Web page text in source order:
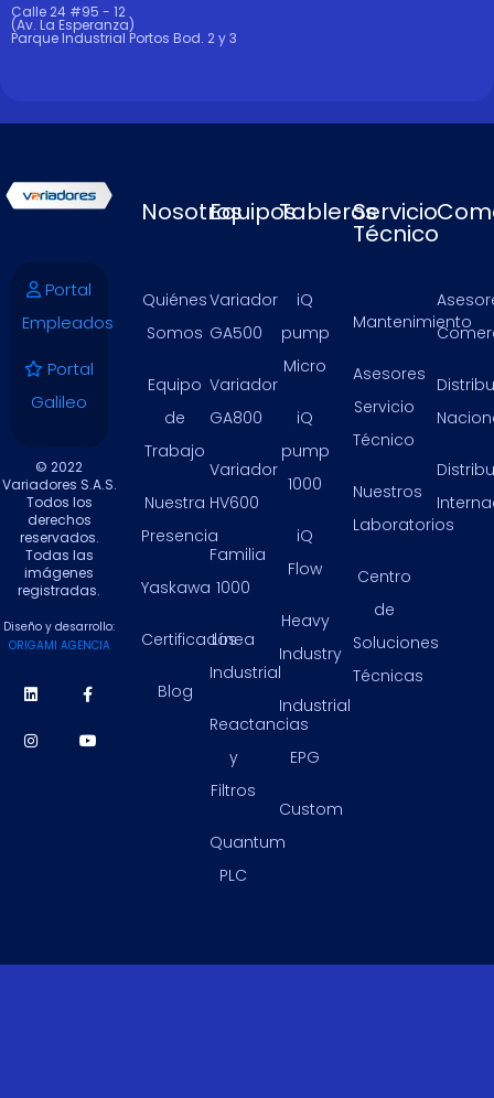
Calle 24 #95 - 12
(Av. La Esperanza)
Parque Industrial Portos Bod. 2 y 3
Portal
Empleados
Portal
Galileo
© 2022
Variadores S.A.S.
Todos los
derechos
reservados.
Todas las
imágenes
registradas.
Diseño y desarrollo:
ORIGAMI AGENCIA
Nosotros
Quiénes
Somos
Equipo
de
Trabajo
Nuestra
Presencia
Yaskawa
Certificados
Blog
Equipos
Variador
GA500
Variador
GA800
Variador
HV600
Familia
1000
Línea
Industrial
Reactancias
y
Filtros
Quantum
PLC
Tableros
iQ
pump
Micro
iQ
pump
1000
iQ
Flow
Heavy
Industry
Industrial
EPG
Custom
Servicio
Técnico
Mantenimiento
Asesores
Servicio
Técnico
Nuestros
Laboratorios
Centro
de
Soluciones
Técnicas